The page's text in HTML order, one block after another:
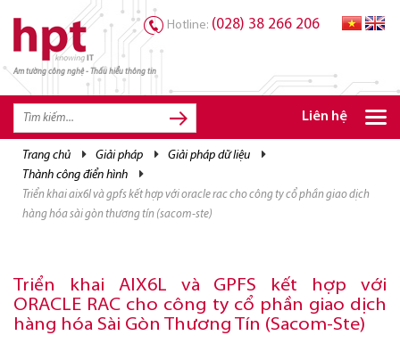
Am tường công nghệ - Thấu hiểu thông tin
Hotline: (028) 38 266 206
Liên hệ
trang chủ giải pháp
giải pháp dữ liệu
thành công điển hình
triển khai aix6l và gpfs kết hợp với oracle rac cho công ty cổ phần giao dịch
hàng hóa sài gòn thương tín (sacom-ste)
Triển khai AIX6L và GPFS kết hợp với
ORACLE RAC cho công ty cổ phần giao dịch
hàng hóa Sài Gòn Thương Tín (Sacom-Ste)
TRANG CHỦ
TRANG CHỦ
GIẢI PHÁP
DỊCH VỤ
CƠ HỘI NGHỀ NGHIỆP